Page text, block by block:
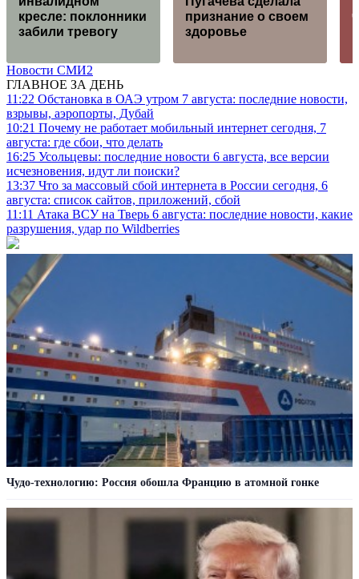
кресле: поклонники
забили тревогу
признание о своем
здоровье
Новости СМИ2
ГЛАВНОЕ ЗА ДЕНЬ
11:22 Обстановка в ОАЭ утром 7 августа: последние новости,
взрывы, аэропорты, Дубай
10:21 Почему не работает мобильный интернет сегодня, 7
августа: где сбои, что делать
16:25 Усольцевы: последние новости 6 августа, все версии
исчезновения, идут ли поиски?
13:37 Что за массовый сбой интернета в России сегодня, 6
августа: список сайтов, приложений, сбой
11:11 Атака ВСУ на Тверь 6 августа: последние новости, какие
разрушения, удар по Wildberries
Чудо-технологию: Россия обошла Францию в атомной гонке